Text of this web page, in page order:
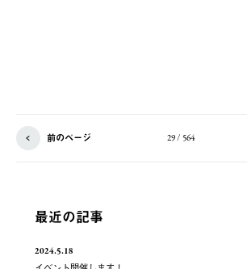
前のページ 29 / 564
最近の記事
2024.5.18